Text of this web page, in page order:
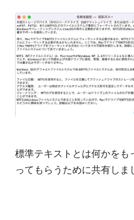
標準テキストとは何かをも
ってもらうために共有しま